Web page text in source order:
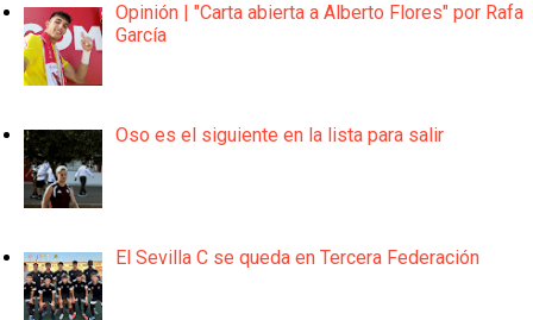
Opinión | "Carta abierta a Alberto Flores" por Rafa
García
Oso es el siguiente en la lista para salir
El Sevilla C se queda en Tercera Federación